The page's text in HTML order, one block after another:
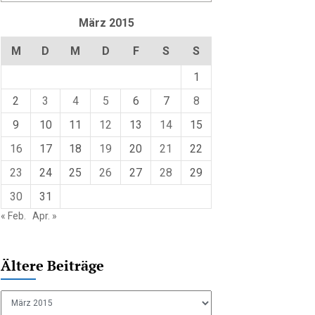
März 2015
M D M D F S
S
1
2
3 4 5 6 7
8
9
10 11 12 13 14
15
16
17 18 19 20 21
22
23
24 25 26 27 28
29
30
31
« Feb. Apr. »
Ältere Beiträge